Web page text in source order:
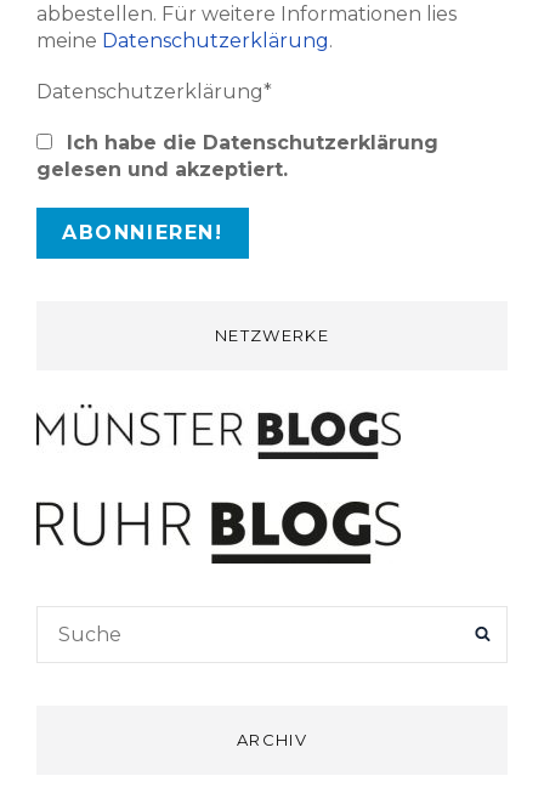
abbestellen. Für weitere Informationen lies
meine Datenschutzerklärung.
Datenschutzerklärung*
Ich habe die Datenschutzerklärung
gelesen und akzeptiert.
NETZWERKE
Search
ARCHIV